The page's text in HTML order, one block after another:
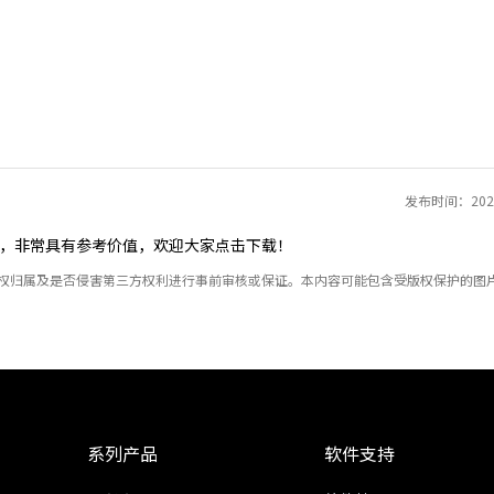
发布时间：
常具有参考价值，欢迎大家点击下载！
属及是否侵害第三方权利进行事前审核或保证。本内容可能包含受版权保护的图
系列产品 软件支持